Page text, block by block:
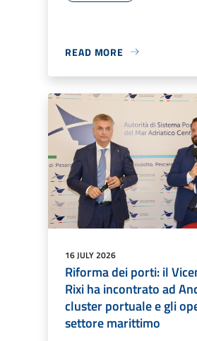
READ MORE
16 JULY 2026
Riforma dei porti: il
Rixi ha incontrato ad
cluster portuale e gli
settore marittimo